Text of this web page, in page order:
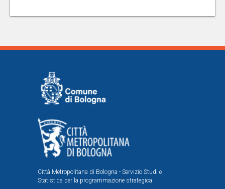
Città Metropolitana di Bologna - Servizio Studi e
Statistica per la programmazione strategica